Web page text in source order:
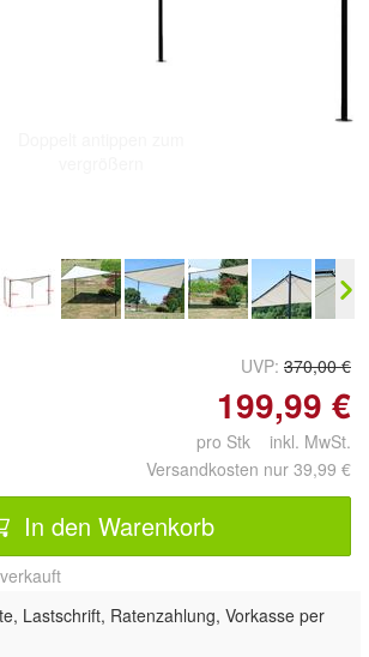
UVP: 370,00 €
199,99 €
pro Stk inkl. MwSt.
Versandkosten nur 39,99 €
In den Warenkorb
verkauft
Lastschrift, Ratenzahlung, Vorkasse per